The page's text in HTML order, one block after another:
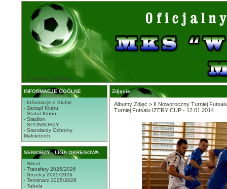
STRONA GŁÓWNA
INFORMACJE OGÓLNE
- Informacje o Klubie
- Zarząd Klubu
- Statut Klubu
- Stadion
- SPONSORZY
- Standardy Ochrony
Małoletnich
SENIORZY - LIGA OKRĘGOWA
- Skład
- Transfery 2025/2026
- Strzelcy 2025/2026
- Terminarz 2025/2026
- Tabela
Zdjęcie
Albumy Zdjęć > II Noworoczny Turniej
Turniej Futsalu IZERY CUP - 12.01.2014.